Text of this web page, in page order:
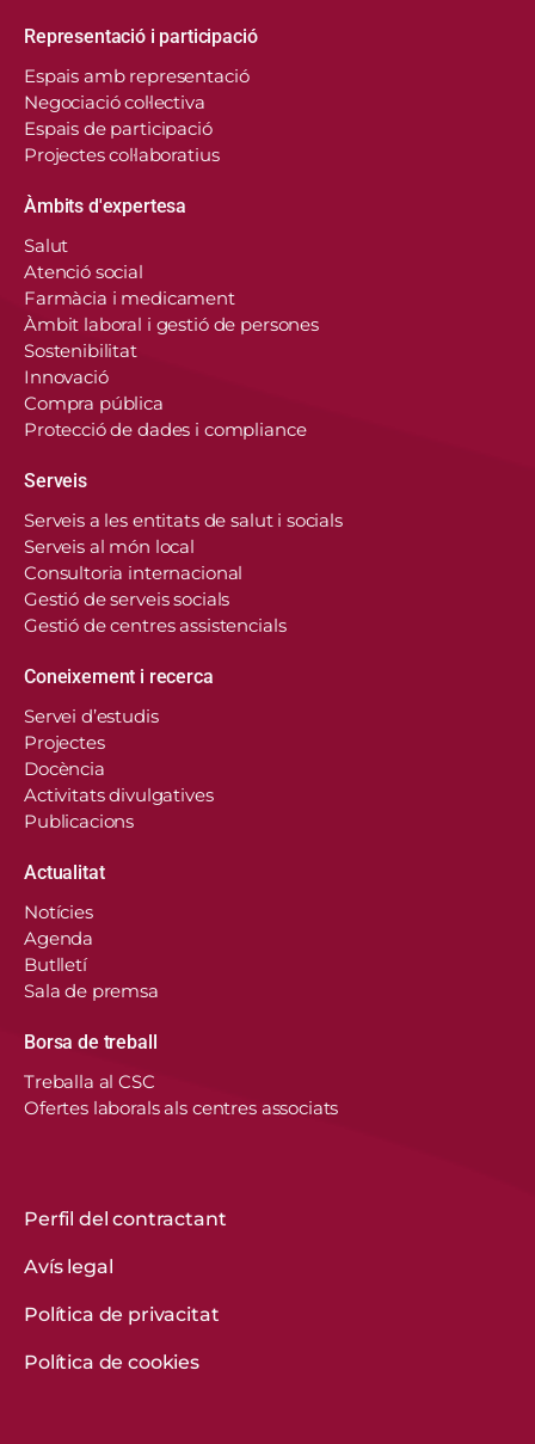
de Catalunya fa servir cookies pròpies i de
tercers per recordar les vostres preferències,
Obtenir més informació
Representació i participació
Espais amb representació
Negociació col·lectiva
Espais de participació
Projectes col·laboratius
Àmbits d'expertesa
Salut
Atenció social
Farmàcia i medicament
Àmbit laboral i gestió de persones
Sostenibilitat
Innovació
Compra pública
Protecció de dades i compliance
Serveis
Serveis a les entitats de salut i socials
Serveis al món local
Consultoria internacional
Gestió de serveis socials
Gestió de centres assistencials
Coneixement i recerca
Servei d’estudis
Projectes
Docència
Activitats divulgatives
Publicacions
Actualitat
Notícies
Agenda
Butlletí
Sala de premsa
Borsa de treball
Treballa al CSC
Ofertes laborals als centres associats
Perfil del contractant
Avís legal
Política de privacitat
Política de cookies